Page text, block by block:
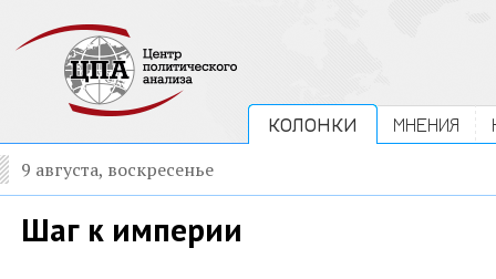
КОЛОНКИ МНЕНИЯ
9 августа, воскресенье
Шаг к империи